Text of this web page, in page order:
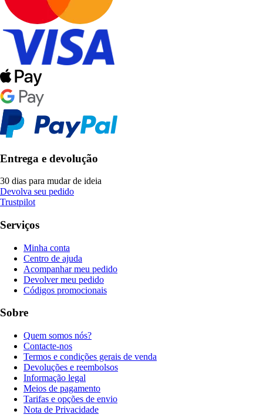
Entrega e devolução
30 dias para mudar de ideia
Devolva seu pedido
Trustpilot
Serviços
Minha conta
Centro de ajuda
Acompanhar meu pedido
Devolver meu pedido
Códigos promocionais
Sobre
Quem somos nós?
Contacte-nos
Termos e condições gerais de venda
Devoluções e reembolsos
Informação legal
Meios de pagamento
Tarifas e opções de envio
Nota de Privacidade